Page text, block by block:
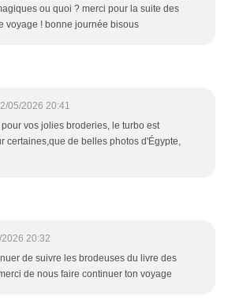
ou quoi ? merci pour la suite des
voyage ! bonne journée bisous
05/2026 20:41
pour vos jolies broderies, le turbo est
certaines,que de belles photos d'Égypte,
20:32
de suivre les brodeuses du livre des
de nous faire continuer ton voyage